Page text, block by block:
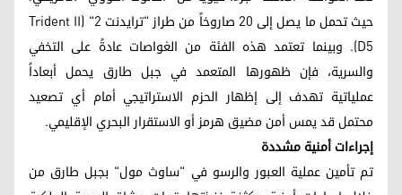
حيث تحمل ما يصل إلى 20 صاروخاً من طراز "ترايدنت 2" (Trident II
D5). وبينما تعتمد هذه الفئة من الغواصات عادةً على التخفي
والسرية، فإن ظهورها المتعمد في جبل طارق يحمل أبعاداً
عملياتية تهدف إلى إظهار الحزم الاستراتيجي أمام أي تصعيد
محتمل قد يمس أمن مضيق هرمز أو الاستقرار البحري الإقليمي.
إجراءات أمنية مشددة
تم تأمين عملية العبور والرسو في "ساوث مول" بجبل طارق من